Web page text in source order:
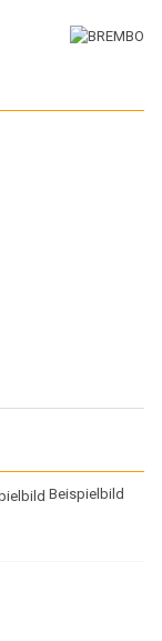
Beispielbild